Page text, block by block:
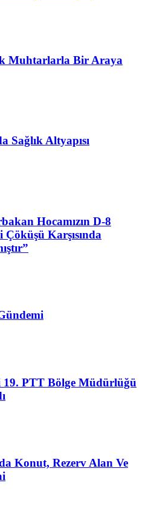
Muhtarlarla Bir Araya
Sağlık Altyapısı
Hocamızın D-8
Çöküşü Karşısında
PTT Bölge Müdürlüğü
Konut, Rezerv Alan Ve